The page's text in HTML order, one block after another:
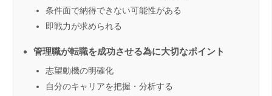
条件面で納得できない可能性がある
即戦力が求められる
管理職が転職を成功させる為に大切なポイント
志望動機の明確化
自分のキャリアを把握・分析する